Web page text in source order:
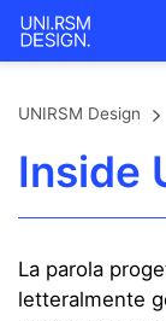
UNIRSM Design
Inside
La parola
letteralmente